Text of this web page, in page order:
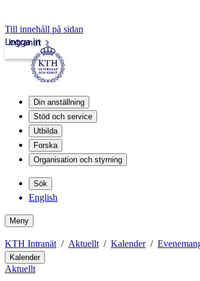
Till innehåll på sidan
Intranät
Logga in
Din anställning
Stöd och service
Utbilda
Forska
Organisation och styrning
Sök
English
Meny
KTH Intranät Aktuellt Kalender
Kalender
Aktuellt